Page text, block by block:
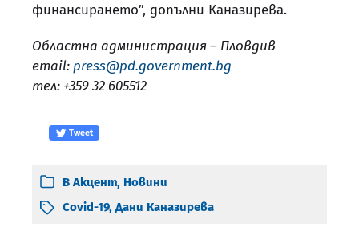
финансирането”, допълни Каназирева.
Областна администрация – Пловдив
email: press@pd.government.bg
тел: +359 32 605512
Tweet
В Акцент, Новини
Covid-19,Дани Каназирева